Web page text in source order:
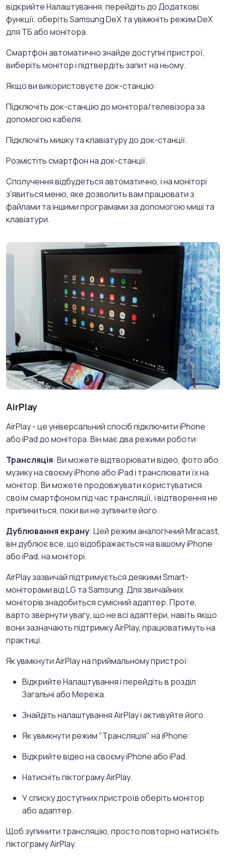
відкрийте Налаштування, перейдіть до Додаткові
функції, оберіть Samsung DeX та увімкніть режим DeX
для ТБ або монітора.
Смартфон автоматично знайде доступні пристрої,
виберіть монітор і підтвердіть запит на ньому.
Якщо ви використовуєте док-станцію:
Підключіть док-станцію до монітора/телевізора за
допомогою кабеля.
Підключіть мишку та клавіатуру до док-станції.
Розмістіть смартфон на док-станції.
Сполучення відбудеться автоматично, і на моніторі
з'явиться меню, яке дозволить вам працювати з
файлами та іншими програмами за допомогою миші та
клавіатури.
AirPlay
AirPlay - це універсальний спосіб підключити iPhone
або iPad до монітора. Він має два режими роботи:
Трансляція: Ви можете відтворювати відео, фото або
музику на своєму iPhone або iPad і транслювати їх на
монітор. Ви можете продовжувати користуватися
своїм смартфоном під час трансляції, і відтворення не
припиниться, поки ви не зупините його.
Дублювання екрану: Цей режим аналогічний Miracast,
він дублює все, що відображається на вашому iPhone
або iPad, на моніторі.
AirPlay зазвичай підтримується деякими Smart-
моніторами від LG та Samsung. Для звичайних
моніторів знадобиться сумісний адаптер. Проте,
варто звернути увагу, що не всі адаптери, навіть якщо
вони зазначають підтримку AirPlay, працюватимуть на
практиці.
Як увімкнути AirPlay на приймальному пристрої:
Відкрийте Налаштування і перейдіть в розділ
Загальні або Мережа.
Знайдіть налаштування AirPlay і активуйте його.
Як увімкнути режим "Трансляція" на iPhone:
Відкрийте відео на своєму iPhone або iPad.
Натисніть піктограму AirPlay.
У списку доступних пристроїв оберіть монітор
або адаптер.
Щоб зупинити трансляцію, просто повторно натисніть
піктограму AirPlay.